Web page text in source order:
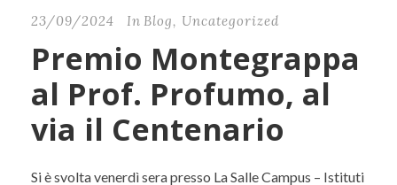
23/09/2024 In Blog, Uncategorized
Premio Montegrappa
al Prof. Profumo, al
via il Centenario
Si è svolta venerdì sera presso La Salle Campus – Istituti